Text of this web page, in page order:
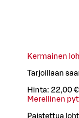
Kermainen
Tarjoillaan
Hinta: 22,00 €
Merellinen
Paistettua